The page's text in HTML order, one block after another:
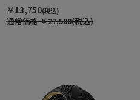
￥13,750(税込)
通常価格￥27,500(税込)